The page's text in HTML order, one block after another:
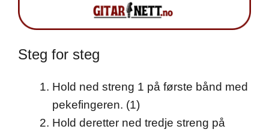
Steg for steg
Hold ned streng 1 på første bånd med
pekefingeren. (1)
Hold deretter ned tredje streng på